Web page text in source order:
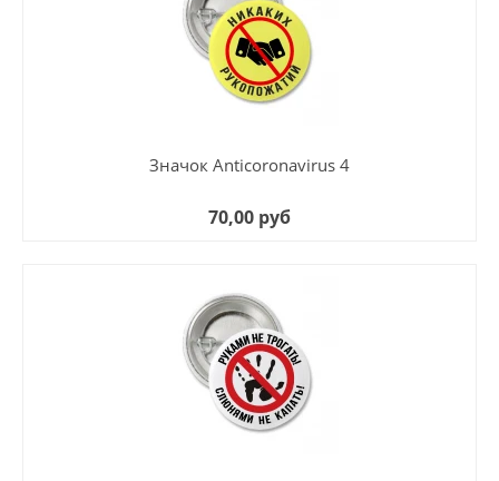
Значок Anticoronavirus 4
70,00 руб